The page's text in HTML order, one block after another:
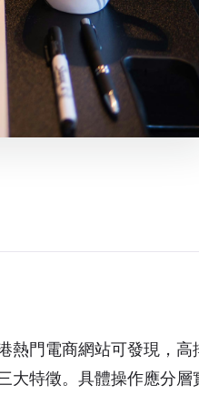
熱門電商網站可發現，高
大特徵。具體操作應分層